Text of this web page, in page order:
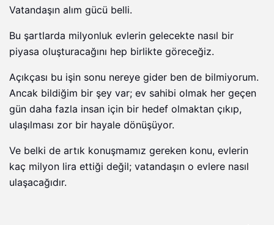
Vatandaşın alım gücü belli.
Bu şartlarda milyonluk evlerin gelecekte nasıl bir
piyasa oluşturacağını hep birlikte göreceğiz.
Açıkçası bu işin sonu nereye gider ben de bilmiyorum.
Ancak bildiğim bir şey var; ev sahibi olmak her geçen
gün daha fazla insan için bir hedef olmaktan çıkıp,
ulaşılması zor bir hayale dönüşüyor.
Ve belki de artık konuşmamız gereken konu, evlerin
kaç milyon lira ettiği değil; vatandaşın o evlere nasıl
ulaşacağıdır.